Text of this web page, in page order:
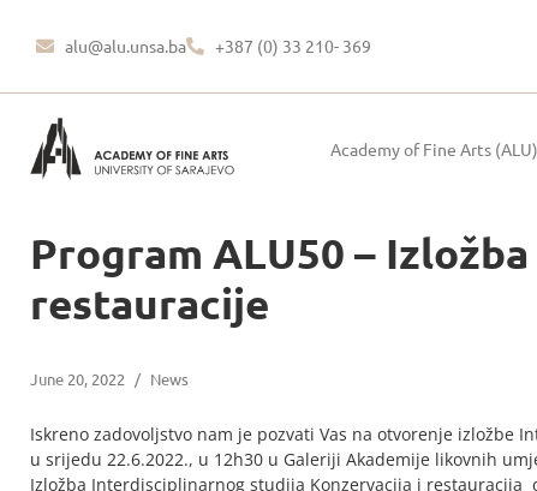
alu@alu.unsa.ba +387 (0) 33 210- 369
Academy of Fine Arts
Program ALU50 –
restauracije
June 20, 2022 / News
Iskreno zadovoljstvo nam je pozvati Vas na otvorenje izložbe
u srijedu 22.6.2022., u 12h30 u Galeriji Akademije likovnih
Izložba Interdisciplinarnog studija Konzervacija i